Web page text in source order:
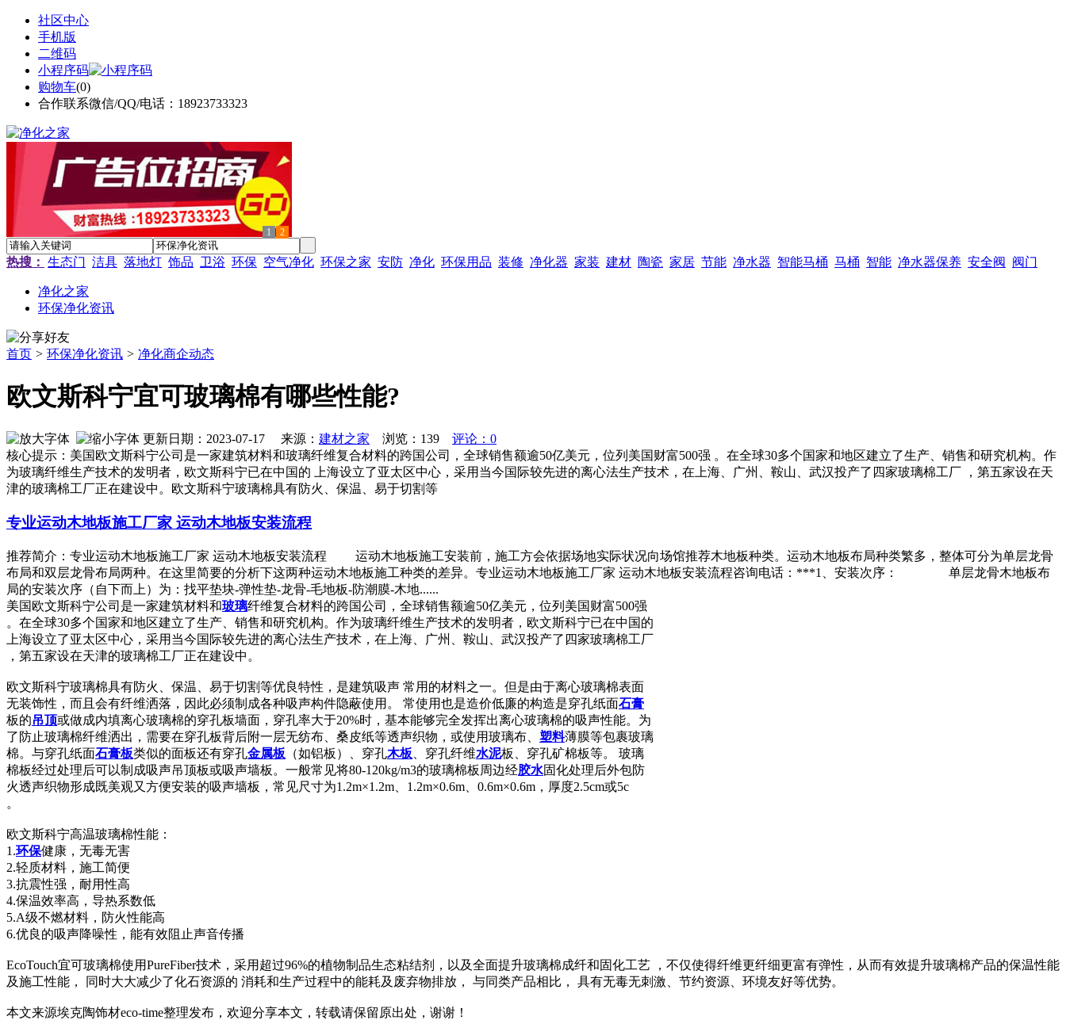
社区中心
手机版
二维码
小程序码
购物车(0)
合作联系微信/QQ/电话：18923733323
1 2
热搜： 生态门 洁具 落地灯 饰品 卫浴 环保 空气净化 环保之家 安防 净化 环保用品 装修 净化器 家装 建材 陶瓷 家居 节能 净水器 智能马桶 马桶 智能 净水器保养 安全阀 阀门
净化之家
环保净化资讯
首页 > 环保净化资讯 > 净化商企动态
欧文斯科宁宜可玻璃棉有哪些性能?
更新日期：2023-07-17 来源： 建材之家 浏览： 139
评论：0
核心提示：美国欧文斯科宁公司是一家建筑材料和玻璃纤维复合材料的跨国公司，全球销售额逾50亿美元，位列美国财富500强 。在全球30多个国家和地区建立了生产、销售和研究机构。作
为玻璃纤维生产技术的发明者，欧文斯科宁已在中国的 上海设立了亚太区中心，采用当今国际较先进的离心法生产技术，在上海、广州、鞍山、武汉投产了四家玻璃棉工厂 ，第五家设在天
津的玻璃棉工厂正在建设中。欧文斯科宁玻璃棉具有防火、保温、易于切割等
专业运动木地板施工厂家 运动木地板安装流程
推荐简介：专业运动木地板施工厂家 运动木地板安装流程 运动木地板施工安装前，施工方会依据场地实际状况向场馆推荐木地板种类。运动木地板布局种类繁多，整体可分为单层龙骨
布局和双层龙骨布局两种。在这里简要的分析下这两种运动木地板施工种类的差异。专业运动木地板施工厂家 运动木地板安装流程咨询电话：***1、安装次序： 单层龙骨木地板布
局的安装次序（自下而上）为：找平垫块-弹性垫-龙骨-毛地板-防潮膜-木地......
美国欧文斯科宁公司是一家建筑材料和玻璃纤维复合材料的跨国公司，全球销售额逾50亿美元，位列美国财富500强
。在全球30多个国家和地区建立了生产、销售和研究机构。作为玻璃纤维生产技术的发明者，欧文斯科宁已在中国的
上海设立了亚太区中心，采用当今国际较先进的离心法生产技术，在上海、广州、鞍山、武汉投产了四家玻璃棉工厂
，第五家设在天津的玻璃棉工厂正在建设中。
欧文斯科宁玻璃棉具有防火、保温、易于切割等优良特性，是建筑吸声 常用的材料之一。但是由于离心玻璃棉表面
无装饰性，而且会有纤维洒落，因此必须制成各种吸声构件隐蔽使用。 常使用也是造价低廉的构造是穿孔纸面石膏
板的吊顶或做成内填离心玻璃棉的穿孔板墙面，穿孔率大于20%时，基本能够完全发挥出离心玻璃棉的吸声性能。为
了防止玻璃棉纤维洒出，需要在穿孔板背后附一层无纺布、桑皮纸等透声织物，或使用玻璃布、 塑料薄膜等包裹玻璃
棉。与穿孔纸面石膏板类似的面板还有穿孔金属板 （如铝板）、穿孔木板 、穿孔纤维水泥板、穿孔矿棉板等。 玻璃
棉板经过处理后可以制成吸声吊顶板或吸声墙板。一般常见将80-120kg/m3的玻璃棉板周边经胶水固化处理后外包防
火透声织物形成既美观又方便安装的吸声墙板，常见尺寸为1.2m×1.2m、1.2m×0.6m、0.6m×0.6m，厚度2.5cm或5c
。
欧文斯科宁高温玻璃棉性能：
1.环保健康，无毒无害
2.轻质材料，施工简便
3.抗震性强，耐用性高
4.保温效率高，导热系数低
5.A级不燃材料，防火性能高
6.优良的吸声降噪性，能有效阻止声音传播
EcoTouch宜可玻璃棉使用PureFiber技术，采用超过96%的植物制品生态粘结剂，以及全面提升玻璃棉成纤和固化工艺 ，不仅使得纤维更纤细更富有弹性，从而有效提升玻璃棉产品的保温性能
及施工性能， 同时大大减少了化石资源的 消耗和生产过程中的能耗及废弃物排放， 与同类产品相比， 具有无毒无刺激、节约资源、环境友好等优势。
本文来源埃克陶饰材eco-time整理发布，欢迎分享本文，转载请保留原出处，谢谢！